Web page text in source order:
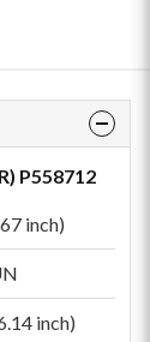
P558712
inch)
inch)